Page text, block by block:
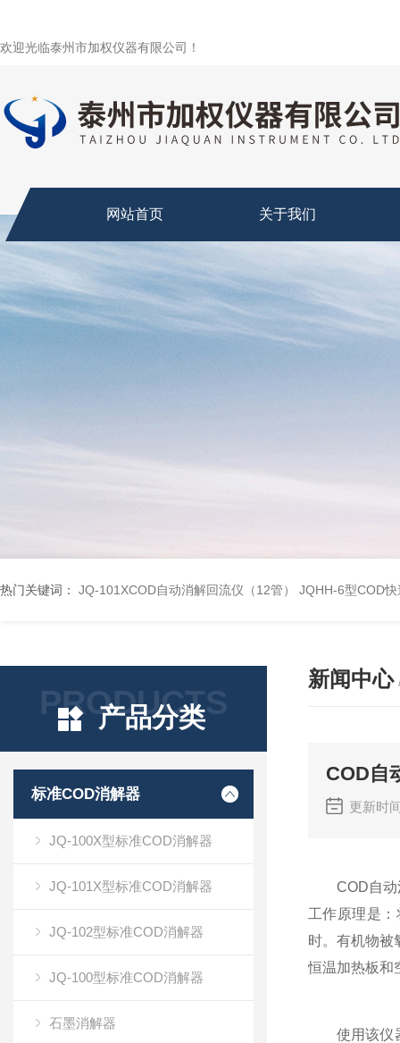
欢迎光临泰州市加权仪器有限公司！
网站首页 关于我们
热门关键词： JQ-101XCOD自动消解回流仪（12管） JQHH-6型COD
PRODUCTS
产品分类
标准COD消解器
JQ-100X型标准COD消解器
JQ-101X型标准COD消解器
JQ-102型标准COD消解器
JQ-100型标准COD消解器
石墨消解器
新闻中心
COD自
更新时
COD自动消
工作原理是
时。有机物被
恒温加热板和
使用该仪器